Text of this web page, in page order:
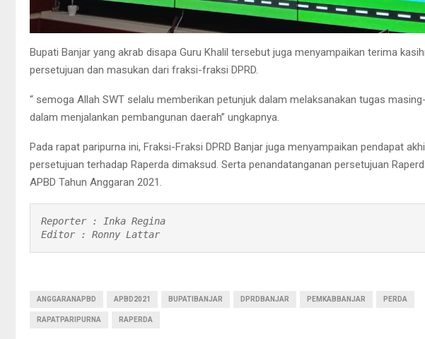
Bupati Banjar yang akrab disapa Guru Khalil tersebut juga menyampaikan terima
persetujuan dan masukan dari fraksi-fraksi DPRD.
“ semoga Allah SWT selalu memberikan petunjuk dalam melaksanakan tugas
dalam menjalankan pembangunan daerah” ungkapnya.
Pada rapat paripurna ini, Fraksi-Fraksi DPRD Banjar juga menyampaikan pendapat
persetujuan terhadap Raperda dimaksud. Serta penandatanganan persetujuan
APBD Tahun Anggaran 2021.
Reporter : Inka Regina
Editor : Ronny Lattar
ANGGARANAPBD APBD2021 BUPATIBANJAR DPRDBANJAR PEMKABBANJAR PERDA
RAPATPARIPURNA RAPERDA